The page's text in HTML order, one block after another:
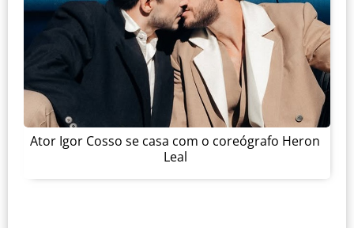
Ator Igor Cosso se casa com o coreógrafo Heron
Leal